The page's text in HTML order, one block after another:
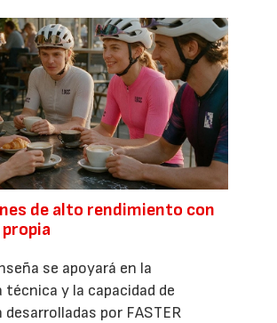
de alto rendimiento con
se apoyará en la
técnica y la capacidad de
por FASTER